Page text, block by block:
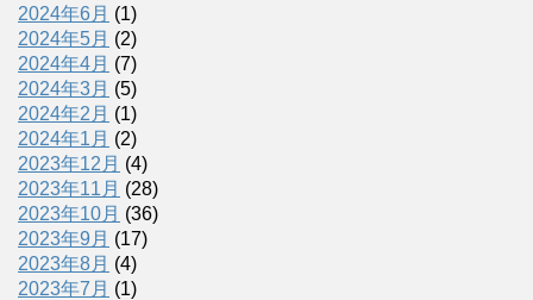
2024年6月 (1)
2024年5月 (2)
2024年4月 (7)
2024年3月 (5)
2024年2月 (1)
2024年1月 (2)
2023年12月 (4)
2023年11月 (28)
2023年10月 (36)
2023年9月 (17)
2023年8月 (4)
2023年7月 (1)